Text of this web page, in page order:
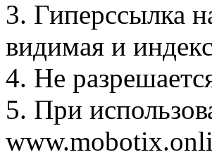
3. Гиперссылка
видимая и
4. Не
5. При